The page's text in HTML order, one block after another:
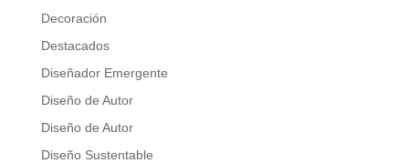
Decoración
Destacados
Diseñador Emergente
Diseño de Autor
Diseño de Autor
Diseño Sustentable